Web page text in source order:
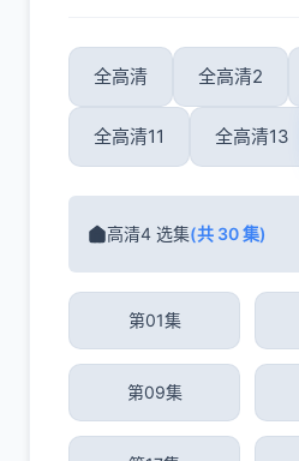
全高清 全高清2
全高清11 全高清13
高清4 选集(共 30 集)
第01集
第09集